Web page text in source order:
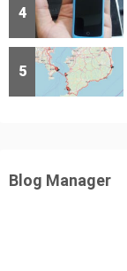
4
5
Blog Manager